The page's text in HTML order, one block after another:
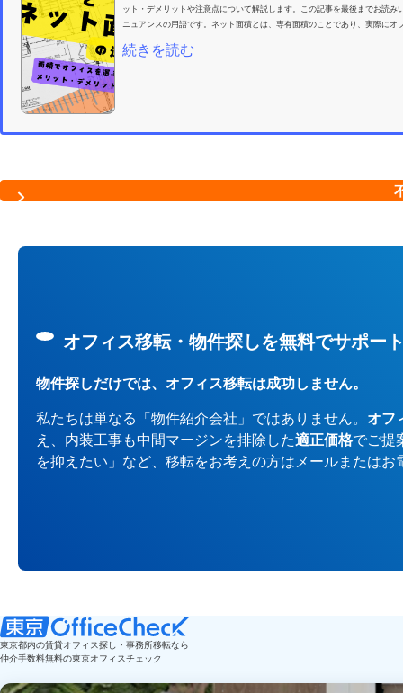
ット・デメリットや注意点について解説します。この記事を最後までお読
ニュアンスの用語です。ネット面積とは、専有面積のことであり、実際に
続きを読む
オフィス移転・物件探しを無料でサポー
物件探しだけでは、オフィス移転は成功しません。
私たちは単なる「物件紹介会社」ではありません。 オフ
え、内装工事も中間マージンを排除した適正価格でご提
を抑えたい」など、移転をお考えの方はメールまたは
東京都内の賃貸オフィス探し・事務所移転なら
仲介手数料無料の東京オフィスチェック